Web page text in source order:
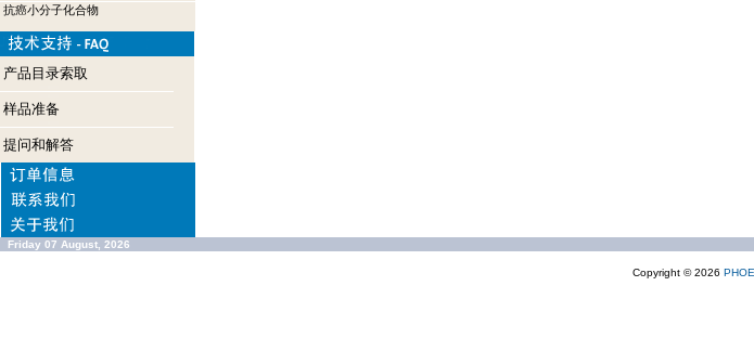
抗癌小分子化合物
产品目录索取
样品准备
提问和解答
Friday 07 August, 2026
Copyright © 2026